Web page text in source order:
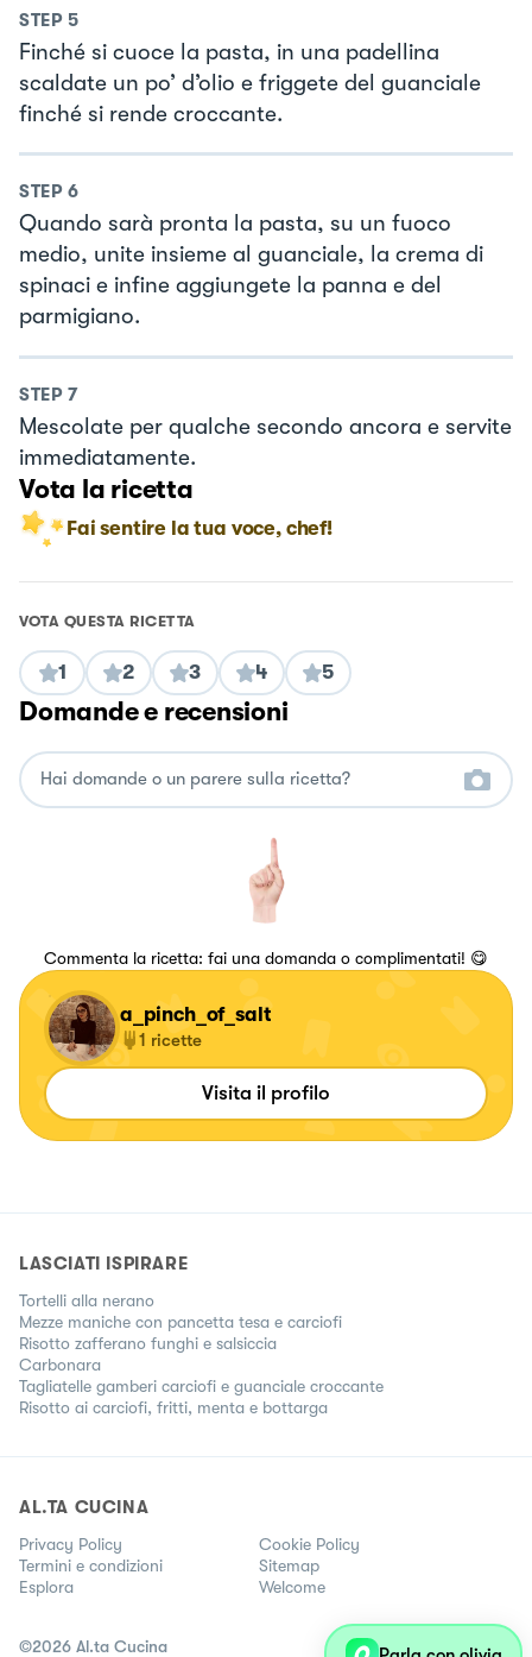
STEP 5
Finché si cuoce la pasta, in una padellina
scaldate un po’ d’olio e friggete del guanciale
finché si rende croccante.
STEP 6
Quando sarà pronta la pasta, su un fuoco
medio, unite insieme al guanciale, la crema di
spinaci e infine aggiungete la panna e del
parmigiano.
STEP 7
Mescolate per qualche secondo ancora e servite
immediatamente.
Vota la ricetta
Fai sentire la tua voce, chef!
VOTA QUESTA RICETTA
1 2 3 4 5
Domande e recensioni
Commenta la ricetta: fai una domanda o complimentati! 😋
a_pinch_of_salt
1 ricette
Visita il profilo
LASCIATI ISPIRARE
Tortelli alla nerano
Mezze maniche con pancetta tesa e carciofi
Risotto zafferano funghi e salsiccia
Carbonara
Tagliatelle gamberi carciofi e guanciale croccante
Risotto ai carciofi, fritti, menta e bottarga
AL.TA CUCINA
Privacy Policy
Cookie Policy
Termini e condizioni
Sitemap
Esplora
Welcome
©2026 Al.ta Cucina